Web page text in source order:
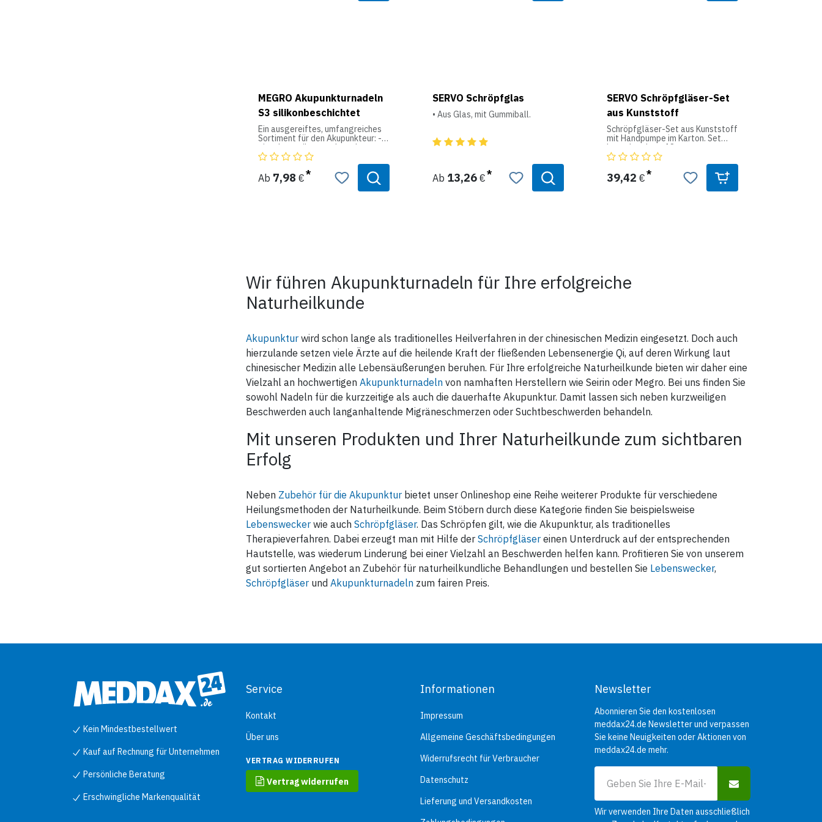
MEGRO Akupunkturnadeln
S3 silikonbeschichtet
Ein ausgereiftes, umfangreiches
Sortiment für den Akupunkteur: -
einzeln steril verpackt - ohne
Führungsröhrchen -
Ab 7,98 €
SERVO Schröpfglas
• Aus Glas, mit Gummiball.
Ab 13,26 €
SERVO Schröpfgläser-Set
aus Kunststoff
Schröpfgläser-Set aus Kunststoff
mit Handpumpe im Karton. Set
bestehend aus 18
unterschiedlichen großen
Schröpfgläsern, Aufsteckschlauch
und Handgriff-Vakuumpumpe.
(ohne Koffer).
39,42 €
Wir führen Akupunkturnadeln für Ihre erfolgreiche
Naturheilkunde
Akupunktur wird schon lange als traditionelles Heilverfahren in der chinesischen Medizin eingesetzt. Doch auch
hierzulande setzen viele Ärzte auf die heilende Kraft der fließenden Lebensenergie Qi, auf deren Wirkung laut
chinesischer Medizin alle Lebensäußerungen beruhen. Für Ihre erfolgreiche Naturheilkunde bieten wir daher eine
Vielzahl an hochwertigen Akupunkturnadeln von namhaften Herstellern wie Seirin oder Megro. Bei uns finden Sie
sowohl Nadeln für die kurzzeitige als auch die dauerhafte Akupunktur. Damit lassen sich neben kurzweiligen
Beschwerden auch langanhaltende Migräneschmerzen oder Suchtbeschwerden behandeln.
Mit unseren Produkten und Ihrer Naturheilkunde zum sichtbaren
Erfolg
Neben Zubehör für die Akupunktur bietet unser Onlineshop eine Reihe weiterer Produkte für verschiedene
Heilungsmethoden der Naturheilkunde. Beim Stöbern durch diese Kategorie finden Sie beispielsweise
Lebenswecker wie auch Schröpfgläser. Das Schröpfen gilt, wie die Akupunktur, als traditionelles
Therapieverfahren. Dabei erzeugt man mit Hilfe der Schröpfgläser einen Unterdruck auf der entsprechenden
Hautstelle, was wiederum Linderung bei einer Vielzahl an Beschwerden helfen kann. Profitieren Sie von unserem
gut sortierten Angebot an Zubehör für naturheilkundliche Behandlungen und bestellen Sie Lebenswecker,
Schröpfgläser und Akupunkturnadeln zum fairen Preis.
Kein Mindestbestellwert
Kauf auf Rechnung für Unternehmen
Persönliche Beratung
Erschwingliche Markenqualität
Service
Kontakt
Über uns
VERTRAG WIDERRUFEN
Vertrag widerrufen
Informationen
Impressum
Allgemeine Geschäftsbedingungen
Widerrufsrecht für Verbraucher
Datenschutz
Lieferung und Versandkosten
Newsletter
Abonnieren Sie den kostenlosen
meddax24.de Newsletter und verpassen
Sie keine Neuigkeiten oder Aktionen von
meddax24.de mehr.
Wir verwenden Ihre Daten ausschließlich